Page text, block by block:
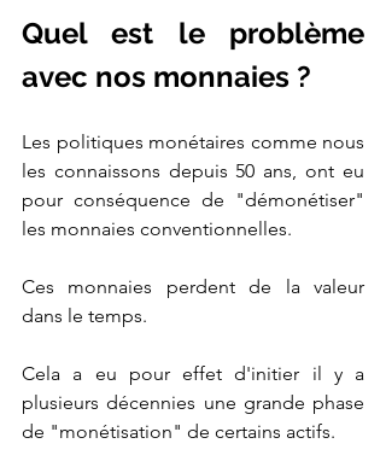
Quel est le problème
avec nos monnaies ?
Les politiques monétaires comme nous
les connaissons depuis 50 ans, ont eu
pour conséquence de "démonétiser"
les monnaies conventionnelles.
Ces monnaies perdent de la valeur
dans le temps.
Cela a eu pour effet d'initier il y a
plusieurs décennies une grande phase
de "monétisation" de certains actifs.